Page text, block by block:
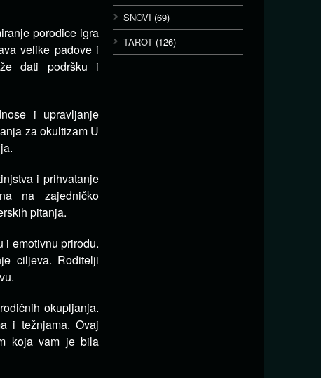
porodice igra
velike padove i
dati podršku i
i upravljanje
za okultizam U
i prihvatanje
na zajedničko
pitanja.
i emotivnu prirodu.
ciljeva. Roditelji
okupljanja.
i težnjama. Ovaj
koja vam je bila
SNOVI (69)
TAROT (126)